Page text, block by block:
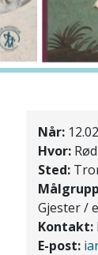
Når:
Hvor:
Sted:
Gjester /
Kontakt:
E-post: